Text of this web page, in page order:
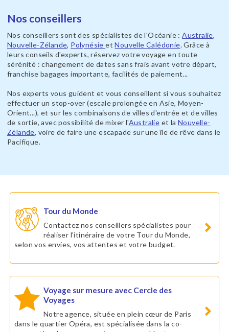
Nos conseillers
Nos conseillers sont des spécialistes de l'Océanie :Australie,
Nouvelle-Zélande, PolynésieetNouvelle Calédonie. Grâce à
leurs conseils d'experts, réservez votre voyage en toute
sérénité : changement de dates sans frais avant votre départ,
franchise bagages importante, facilités de paiement...
Nos experts vous guident et vous conseillent si vous souhaitez
effectuer un stop-over (escale prolongée en Asie, Moyen-
Orient...), et sur les combinaisons de villes d'entrée et de villes
de sortie, avec possibilité de mixer l'Australie et laNouvelle-
Zélande, voire de faire une escapade sur une île de rêve dans le
Pacifique.
Tour du Monde
Contactez nos conseillers spécialistes pour
réaliser l'itinéraire de votre Tour du Monde,
selon vos envies, vos attentes et votre budget.
Voyage sur mesure avec Cercle des
Voyages
Notre agence, située en plein cœur de Paris
dans le quartier Opéra, est spécialisée dans la co-